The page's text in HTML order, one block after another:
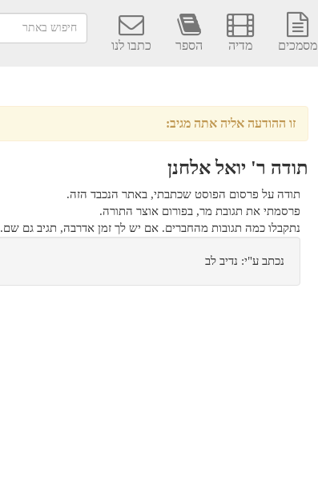
מסמכים מדיה הספר כתבו לנו
זו ההודעה אליה אתה מגיב:
תודה ר' יואל אלחנן
תודה על פרסום הפוסט שכתבתי, באתר הנכבד הזה.
פרסמתי את תגובת מר, בפורום אוצר התורה.
נתקבלו כמה תגובות מהחברים. אם יש לך זמן אדרבה, תגיב גם שם.
נכתב ע"י: נדיב לב